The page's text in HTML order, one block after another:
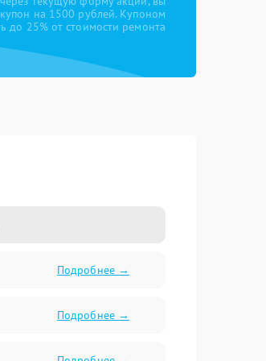
купон на 1500 рублей. Купоном
до 25% от стоимости ремонта
Подробнее →
Подробнее →